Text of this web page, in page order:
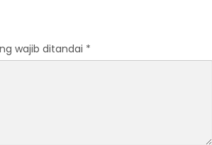
wajib ditandai *